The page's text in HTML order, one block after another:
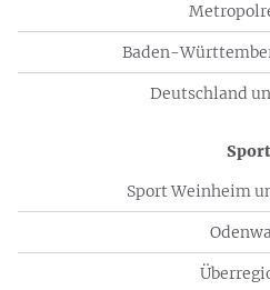
Baden-
Deutschland
Sport
Sport Weinheim